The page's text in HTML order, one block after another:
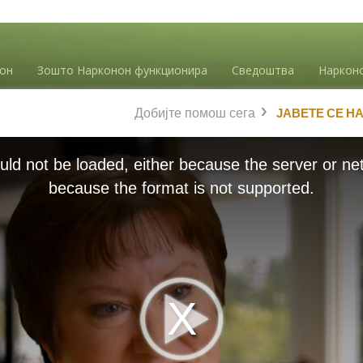
Зошто Нарконон функционира Сведоштва
ЈАВЕТЕ СЕ НА
Добијте помош сега
not be loaded, either because the server or
because the format is not supported.